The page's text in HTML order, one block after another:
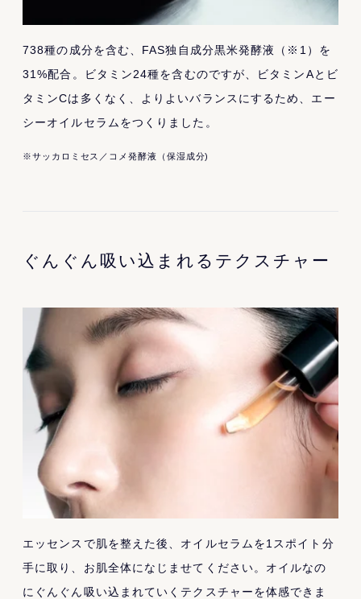
738種の成分を含む、FAS独自成分黒米発酵液（※1）を
31%配合。ビタミン24種を含むのですが、ビタミンAとビ
タミンCは多くなく、よりよいバランスにするため、エー
シーオイルセラムをつくりました。
※サッカロミセス／コメ発酵液（保湿成分)
ぐんぐん吸い込まれるテクスチャー
エッセンスで肌を整えた後、オイルセラムを1スポイト分
手に取り、お肌全体になじませてください。オイルなの
にぐんぐん吸い込まれていくテクスチャーを体感できま